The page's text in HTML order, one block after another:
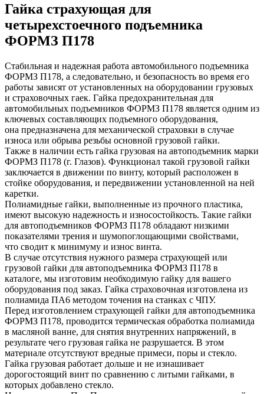
Гайка страхующая для
четырехстоечного подъемника
ФОРМЗ П178
Стабильная и надежная работа автомобильного подъемника
ФОРМЗ П178, а следовательно, и безопасность во время его
работы зависят от установленных на оборудовании грузовых
и страховочных гаек. Гайка предохранительная для
автомобильных подъемников ФОРМЗ П178 является одним из
ключевых составляющих подъемного оборудования,
она предназначена для механической страховки в случае
износа или обрыва резьбы основной грузовой гайки.
Также в наличии есть гайка грузовая на автоподъемник марки
ФОРМЗ П178 (г. Глазов). Функционал такой грузовой гайки
заключается в движении по винту, который расположен в
стойке оборудования, и передвижении установленной на ней
каретки.
Полиамидные гайки, выполненные из прочного пластика,
имеют высокую надежность и износостойкость. Такие гайки
для автоподъемников ФОРМЗ П178 обладают низкими
показателями трения и шумопоглощающими свойствами,
что сводит к минимуму и износ винта.
В случае отсутствия нужного размера страхующей или
грузовой гайки для автоподъемника ФОРМЗ П178 в
каталоге, мы изготовим необходимую гайку для вашего
оборудования под заказ. Гайка страховочная изготовлена из
полиамида ПА6 методом точения на станках с ЧПУ.
Перед изготовлением страхующей гайки для автоподъемника
ФОРМЗ П178, проводится термическая обработка полиамида
в масляной ванне, для снятия внутренних напряжений, в
результате чего грузовая гайка не разрушается. В этом
материале отсутствуют вредные примеси, поры и стекло.
Гайка грузовая работает дольше и не изнашивает
дорогостоящий винт по сравнению с литыми гайками, в
которых добавлено стекло.